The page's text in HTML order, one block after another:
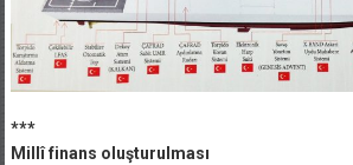
***
Millî finans oluşturulması